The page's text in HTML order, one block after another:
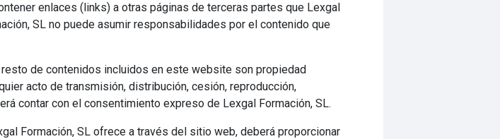
enlaces (links) a otras páginas de terceras partes que Lexgal
SL no puede asumir responsabilidades por el contenido que
de contenidos incluidos en este website son propiedad
acto de transmisión, distribución, cesión, reproducción,
contar con el consentimiento expreso de Lexgal Formación, SL.
Formación, SL ofrece a través del sitio web, deberá proporcionar